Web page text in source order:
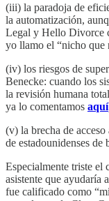
(iii) la paradoja de
la automatización,
Legal y Hello Divorce
yo llamo el “nicho que
(iv) los riesgos de
Benecke: cuando los
la revisión humana
ya lo comentamos aquí
(v) la brecha de
de estadounidenses de
Especialmente triste el
asistente que ayudaría
fue calificado como